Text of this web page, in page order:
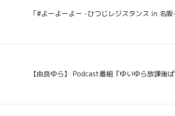
「#よーよーよー -ひつじレジスタンス in 名阪
【由良ゆら】 Podcast番組『ゆいゆら放課後